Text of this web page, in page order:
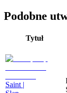
Podobne
Tytuł
Saint |